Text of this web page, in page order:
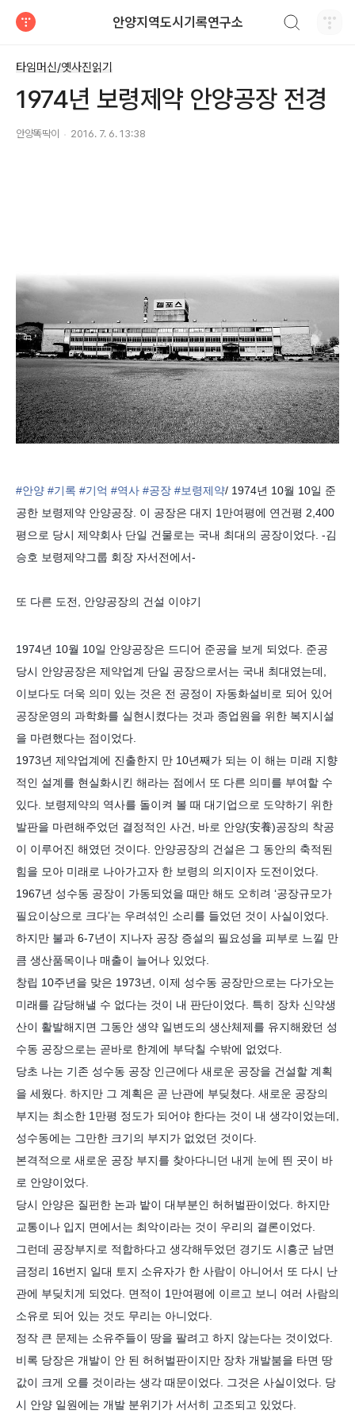
안양지역도시기록연구소
타임머신/옛사진읽기
1974년 보령제약 안양공장 전경
안양똑딱이 2016. 7. 6. 13:38
#안양 #기록 #기억 #역사 #공장 #보령제약/ 1974년 10월 10일 준
공한 보령제약 안양공장. 이 공장은 대지 1만여평에 연건평 2,400
평으로 당시 제약회사 단일 건물로는 국내 최대의 공장이었다. -김
승호 보령제약그룹 회장 자서전에서-
또 다른 도전, 안양공장의 건설 이야기
1974년 10월 10일 안양공장은 드디어 준공을 보게 되었다. 준공
당시 안양공장은 제약업계 단일 공장으로서는 국내 최대였는데,
이보다도 더욱 의미 있는 것은 전 공정이 자동화설비로 되어 있어
공장운영의 과학화를 실현시켰다는 것과 종업원을 위한 복지시설
을 마련했다는 점이었다.
1973년 제약업계에 진출한지 만 10년째가 되는 이 해는 미래 지향
적인 설계를 현실화시킨 해라는 점에서 또 다른 의미를 부여할 수
있다. 보령제약의 역사를 돌이켜 볼 때 대기업으로 도약하기 위한
발판을 마련해주었던 결정적인 사건, 바로 안양(安養)공장의 착공
이 이루어진 해였던 것이다. 안양공장의 건설은 그 동안의 축적된
힘을 모아 미래로 나아가고자 한 보령의 의지이자 도전이었다.
1967년 성수동 공장이 가동되었을 때만 해도 오히려 ‘공장규모가
필요이상으로 크다’는 우려섞인 소리를 들었던 것이 사실이었다.
하지만 불과 6-7년이 지나자 공장 증설의 필요성을 피부로 느낄 만
큼 생산품목이나 매출이 늘어나 있었다.
창립 10주년을 맞은 1973년, 이제 성수동 공장만으로는 다가오는
미래를 감당해낼 수 없다는 것이 내 판단이었다. 특히 장차 신약생
산이 활발해지면 그동안 생약 일변도의 생산체제를 유지해왔던 성
수동 공장으로는 곧바로 한계에 부닥칠 수밖에 없었다.
당초 나는 기존 성수동 공장 인근에다 새로운 공장을 건설할 계획
을 세웠다. 하지만 그 계획은 곧 난관에 부딪쳤다. 새로운 공장의
부지는 최소한 1만평 정도가 되어야 한다는 것이 내 생각이었는데,
성수동에는 그만한 크기의 부지가 없었던 것이다.
본격적으로 새로운 공장 부지를 찾아다니던 내게 눈에 띈 곳이 바
로 안양이었다.
당시 안양은 질펀한 논과 밭이 대부분인 허허벌판이었다. 하지만
교통이나 입지 면에서는 최악이라는 것이 우리의 결론이었다.
그런데 공장부지로 적합하다고 생각해두었던 경기도 시흥군 남면
금정리 16번지 일대 토지 소유자가 한 사람이 아니어서 또 다시 난
관에 부딪치게 되었다. 면적이 1만여평에 이르고 보니 여러 사람의
소유로 되어 있는 것도 무리는 아니었다.
정작 큰 문제는 소유주들이 땅을 팔려고 하지 않는다는 것이었다.
비록 당장은 개발이 안 된 허허벌판이지만 장차 개발붐을 타면 땅
값이 크게 오를 것이라는 생각 때문이었다. 그것은 사실이었다. 당
시 안양 일원에는 개발 분위기가 서서히 고조되고 있었다.